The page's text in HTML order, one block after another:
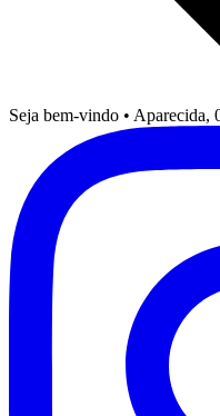
Seja bem-vindo • Aparecida,